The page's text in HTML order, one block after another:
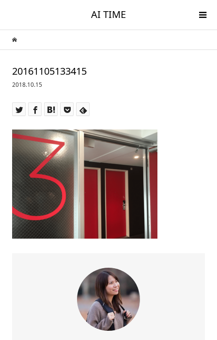
AI TIME
20161105133415
2018.10.15